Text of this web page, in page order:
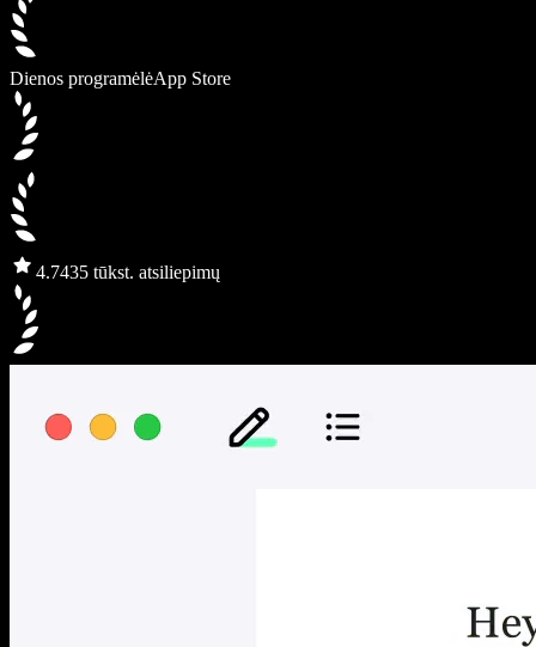
Dienos programėlėApp Store
4.7435 tūkst. atsiliepimų